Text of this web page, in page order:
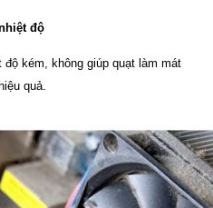
độ
kém, không giúp quạt làm mát
quả.